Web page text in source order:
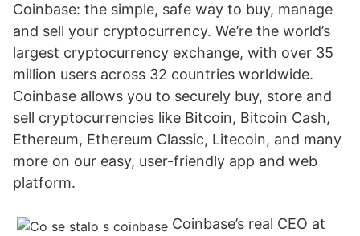
Coinbase: the simple, safe way to buy, manage
and sell your cryptocurrency. We’re the world’s
largest cryptocurrency exchange, with over 35
million users across 32 countries worldwide.
Coinbase allows you to securely buy, store and
sell cryptocurrencies like Bitcoin, Bitcoin Cash,
Ethereum, Ethereum Classic, Litecoin, and many
more on our easy, user-friendly app and web
platform.
Coinbase’s real CEO at